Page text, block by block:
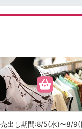
売出し期間:8/5(水)〜8/9(